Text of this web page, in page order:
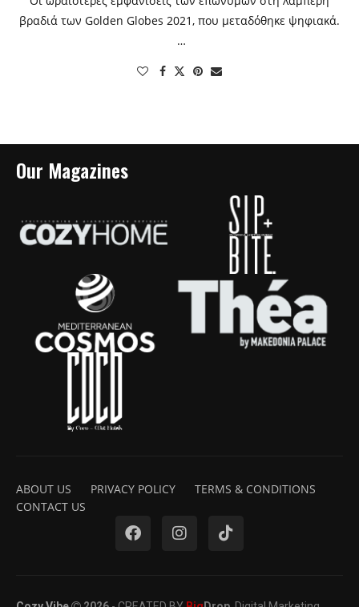
βραδιά των Golden Globes 2021, που μεταδόθηκε ψηφιακά.
…
Our Magazines
ABOUT US PRIVACY POLICY
TERMS & CONDITIONS
CONTACT US